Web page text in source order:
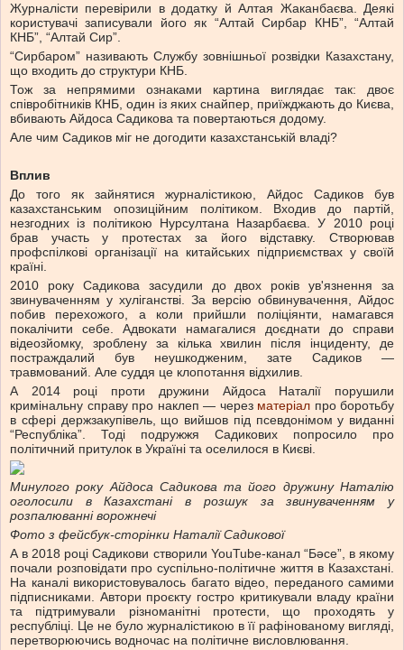
Журналісти перевірили в додатку й Алтая Жаканбаєва. Деякі
користувачі записували його як “Алтай Сирбар КНБ”, “Алтай
КНБ”, “Алтай Сир”.
“Сирбаром” називають Службу зовнішньої розвідки Казахстану,
що входить до структури КНБ.
Тож за непрямими ознаками картина виглядає так: двоє
співробітників КНБ, один із яких снайпер, приїжджають до Києва,
вбивають Айдоса Садикова та повертаються додому.
Але чим Садиков міг не догодити казахстанській владі?
Вплив
До того як зайнятися журналістикою, Айдос Садиков був
казахстанським опозиційним політиком. Входив до партій,
незгодних із політикою Нурсултана Назарбаєва. У 2010 році
брав участь у протестах за його відставку. Створював
профспілкові організації на китайських підприємствах у своїй
країні.
2010 року Садикова засудили до двох років ув'язнення за
звинуваченням у хуліганстві. За версію обвинувачення, Айдос
побив перехожого, а коли прийшли поліціянти, намагався
покалічити себе. Адвокати намагалися доєднати до справи
відеозйомку, зроблену за кілька хвилин після інциденту, де
постраждалий був неушкодженим, зате Садиков —
травмований. Але суддя це клопотання відхилив.
А 2014 році проти дружини Айдоса Наталії порушили
кримінальну справу про наклеп — через матеріал про боротьбу
в сфері держзакупівель, що вийшов під псевдонімом у виданні
“Республіка”. Тоді подружжя Садикових попросило про
політичний притулок в Україні та оселилося в Києві.
Минулого року Айдоса Садикова та його дружину Наталію
оголосили в Казахстані в розшук за звинуваченням у
розпалюванні ворожнечі
Фото з фейсбук-сторінки Наталії Садикової
А в 2018 році Садикови створили YouTube-канал “Бәсе”, в якому
почали розповідати про суспільно-політичне життя в Казахстані.
На каналі використовувалось багато відео, переданого самими
підписниками. Автори проєкту гостро критикували владу країни
та підтримували різноманітні протести, що проходять у
республіці. Це не було журналістикою в її рафінованому вигляді,
перетворюючись водночас на політичне висловлювання.